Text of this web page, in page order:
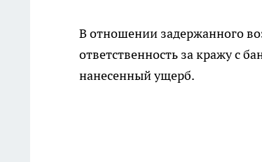
В отношении задержанного
ответственность за кражу с
нанесенный ущерб.